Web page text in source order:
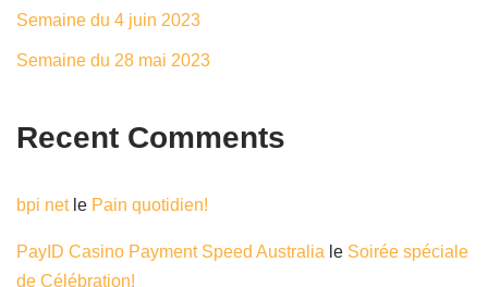
Semaine du 4 juin 2023
Semaine du 28 mai 2023
Recent Comments
bpi netle Pain quotidien!
PayID Casino Payment Speed Australia le Soirée spéciale
de Célébration!